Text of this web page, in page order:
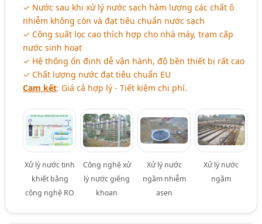
✓ Nước sau khi xử lý nước sạch hàm lượng các chất ô
nhiễm không còn và đạt tiêu chuẩn nước sạch
✓ Công suất lọc cao thích hợp cho nhà máy, trạm cấp
nước sinh hoạt
✓ Hệ thống ổn định dễ vận hành, độ bền thiết bị rất cao
✓ Chất lượng nước đạt tiêu chuẩn EU
Cam kết: Giá cả hợp lý - Tiết kiệm chi phí.
Xử lý nước tinh
khiết bằng
công nghệ RO
Công nghệ xử
lý nước giếng
khoan
Xử lý nước
ngầm nhiễm
asen
Xử lý nước
ngầm